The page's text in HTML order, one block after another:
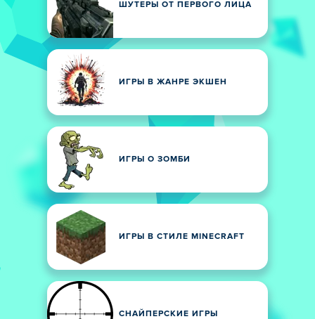
ШУТЕРЫ ОТ ПЕРВОГО ЛИЦА
ИГРЫ В ЖАНРЕ ЭКШЕН
ИГРЫ О ЗОМБИ
ИГРЫ В СТИЛЕ MINECRAFT
СНАЙПЕРСКИЕ ИГРЫ